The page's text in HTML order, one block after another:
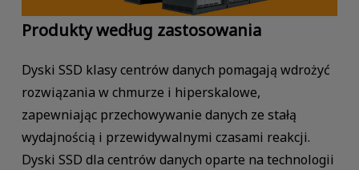
Produkty według zastosowania
Dyski SSD klasy centrów danych pomagają wdrożyć
rozwiązania w chmurze i hiperskalowe,
zapewniając przechowywanie danych ze stałą
wydajnością i przewidywalnymi czasami reakcji.
Dyski SSD dla centrów danych oparte na technologii